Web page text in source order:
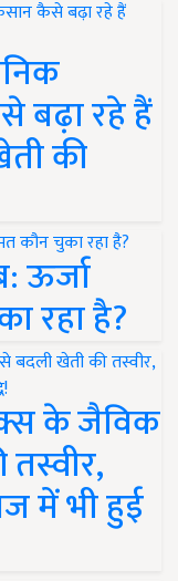
बढ़ा रहे हैं
की
ऊर्जा
रहा है?
के जैविक
में भी हुई